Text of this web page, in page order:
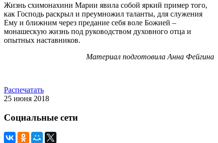
Жизнь схимонахини Марии явила собой яркий пример того,
как Господь раскрыл и преумножил таланты, для служения
Ему и ближним через предание себя воле Божией –
монашескую жизнь под руководством духовного отца и
опытных наставников.
Материал подготовила Анна Фейгина
Распечатать
25 июня 2018
Социальные сети